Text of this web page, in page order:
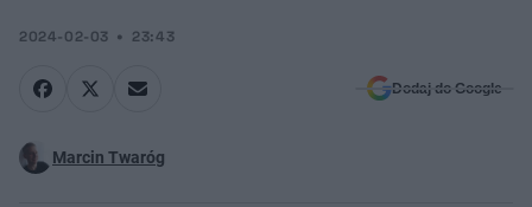
2024-02-03 23:43
Dodaj do Google
Marcin Twaróg